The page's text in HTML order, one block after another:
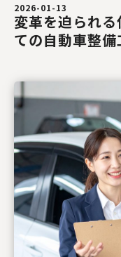
2026-01-13
変革を迫られ
ての自動車整